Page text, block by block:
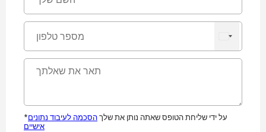
*על ידי שליחת הטופס שאתה נותן את שלךהסכמה לעיבוד נתונים
אישיים